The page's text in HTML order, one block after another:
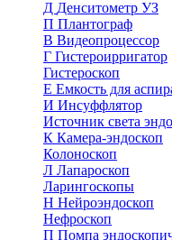
Д Денситометр УЗ
П Плантограф
В Видеопроцессор
Г Гистероирригатор
Гистероскоп
Е Емкость для
И Инсуффлятор
Источник света
К Камера-эндоскоп
Колоноскоп
Л Лапароскоп
Ларингоскопы
Н Нейроэндоскоп
Нефроскоп
П Помпа